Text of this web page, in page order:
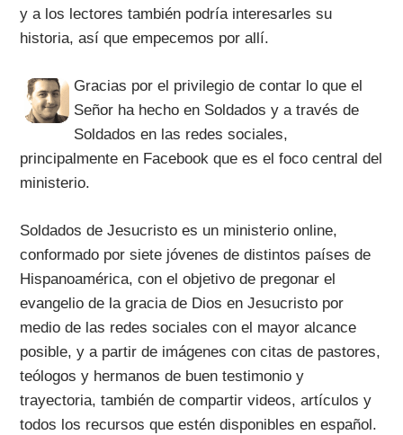
y a los lectores también podría interesarles su
historia, así que empecemos por allí.
Gracias por el privilegio de contar lo que el
Señor ha hecho en Soldados y a través de
Soldados en las redes sociales,
principalmente en Facebook que es el foco central del
ministerio.
Soldados de Jesucristo es un ministerio online,
conformado por siete jóvenes de distintos países de
Hispanoamérica, con el objetivo de pregonar el
evangelio de la gracia de Dios en Jesucristo por
medio de las redes sociales con el mayor alcance
posible, y a partir de imágenes con citas de pastores,
teólogos y hermanos de buen testimonio y
trayectoria, también de compartir videos, artículos y
todos los recursos que estén disponibles en español.